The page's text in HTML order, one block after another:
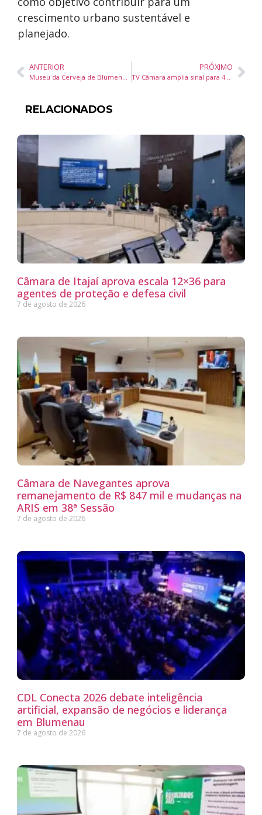
crescimento urbano sustentável e
planejado.
ANTERIOR
Museu da Cerveja de Blumenau amplia acessibilidade com mapa tátil, Braile, Libras e conteúdo multilíngue
PRÓXIMO
TV Câmara amplia sinal para 46 novas cidades e passa a alcançar mais de 8 milhões de brasileiros
RELACIONADOS
Câmara de Itajaí aprova escala 12×36 para
agentes de proteção e defesa civil
7 de agosto de 2026
Câmara de Navegantes aprova
remanejamento de R$ 847 mil e mudanças na
ARIS em 38ª Sessão
7 de agosto de 2026
CDL Conecta 2026 debate inteligência
artificial, expansão de negócios e liderança
em Blumenau
7 de agosto de 2026